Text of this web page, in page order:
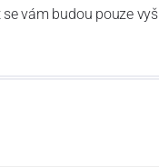
vám budou pouze